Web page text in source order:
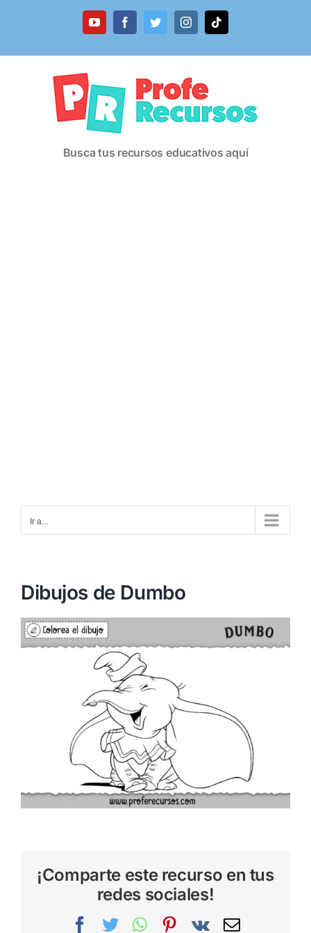
YouTubeFacebookTwitterInstagramTiktok
Busca tus recursos educativos aquí
Ir a...
Dibujos de Dumbo
¡Comparte este recurso en tus
redes sociales!
Facebook
TwitterWhatsAppPinterest
Vk
Correo